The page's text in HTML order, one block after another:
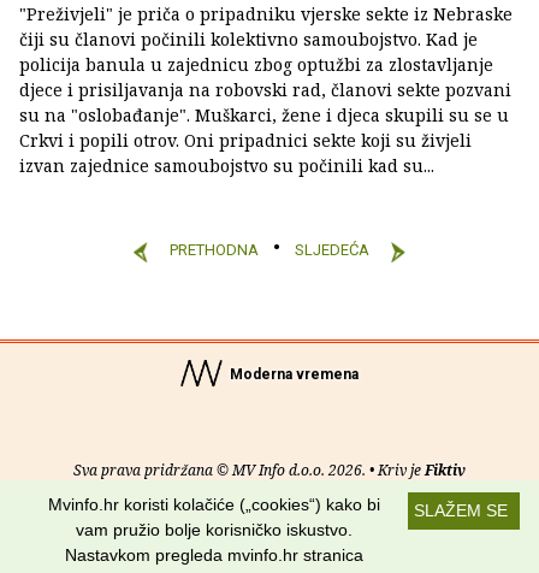
"Preživjeli" je priča o pripadniku vjerske sekte iz Nebraske
čiji su članovi počinili kolektivno samoubojstvo. Kad je
policija banula u zajednicu zbog optužbi za zlostavljanje
djece i prisiljavanja na robovski rad, članovi sekte pozvani
su na "oslobađanje". Muškarci, žene i djeca skupili su se u
Crkvi i popili otrov. Oni pripadnici sekte koji su živjeli
izvan zajednice samoubojstvo su počinili kad su...
PRETHODNA SLJEDEĆA
Moderna vremena
Sva prava pridržana © MV Info d.o.o. 2026. • Kriv jeFiktiv
Uvjeti korištenja RSS kanali
Potraži nas na:
SLAŽEM SE
Mvinfo.hr koristi kolačiće („cookies“) kako bi
vam pružio bolje korisničko iskustvo.
Nastavkom pregleda mvinfo.hr stranica